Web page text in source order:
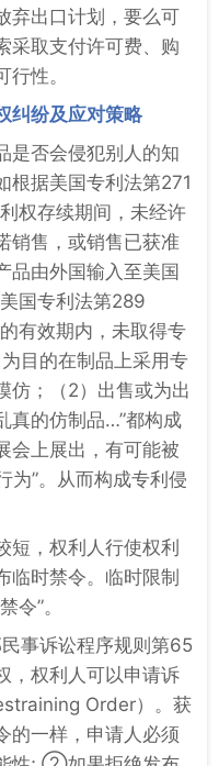
弃出口计划，要么可
采取支付许可费、购
性。
纠纷及应对策略
是否会侵犯别人的知
根据美国专利法第271
权存续期间，未经许
销售，或销售已获准
品由外国输入至美国
国专利法第289
有效期内，未取得专
目的在制品上采用专
仿；（2）出售或为出
真的仿制品…”都构成
会上展出，有可能被
为”。从而构成专利侵
短，权利人行使权利
临时禁令。临时限制
令”。
事诉讼程序规则第65
，权利人可以申请诉
Order）。获
的一样，申请人必须